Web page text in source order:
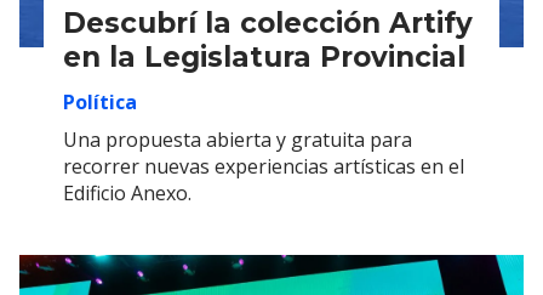
Descubrí la colección Artify
en la Legislatura Provincial
Política
Una propuesta abierta y gratuita para
recorrer nuevas experiencias artísticas en el
Edificio Anexo.